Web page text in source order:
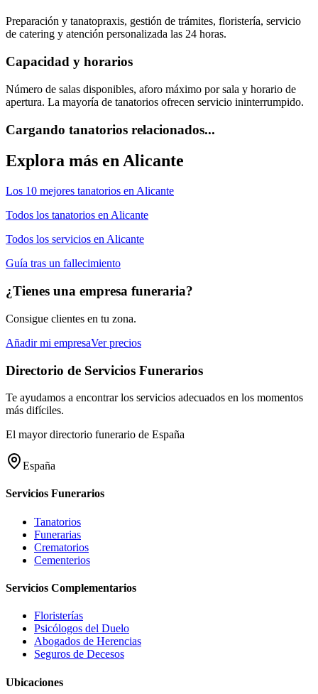
Preparación y tanatopraxis, gestión de trámites, floristería, servicio
de catering y atención personalizada las 24 horas.
Capacidad y horarios
Número de salas disponibles, aforo máximo por sala y horario de
apertura. La mayoría de tanatorios ofrecen servicio ininterrumpido.
Cargando tanatorios relacionados...
Explora más enAlicante
Los 10 mejores tanatorios en Alicante
Todos los tanatorios en Alicante
Todos los servicios en Alicante
Guía tras un fallecimiento
¿Tienes una empresa funeraria?
Consigue clientes en tu zona.
Añadir mi empresaVer precios
Directorio de Servicios Funerarios
Te ayudamos a encontrar los servicios adecuados en los momentos
más difíciles.
El mayor directorio funerario de España
España
Servicios Funerarios
Tanatorios
Funerarias
Crematorios
Cementerios
Servicios Complementarios
Floristerías
Psicólogos del Duelo
Abogados de Herencias
Seguros de Decesos
Ubicaciones